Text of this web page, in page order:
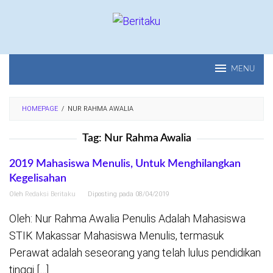
MENU
HOMEPAGE / NUR RAHMA AWALIA
Tag: Nur Rahma Awalia
2019 Mahasiswa Menulis, Untuk Menghilangkan
Kegelisahan
Oleh Redaksi Beritaku Diposting pada 08/04/2019
Oleh: Nur Rahma Awalia Penulis Adalah Mahasiswa
STIK Makassar Mahasiswa Menulis, termasuk
Perawat adalah seseorang yang telah lulus pendidikan
tinggi […]